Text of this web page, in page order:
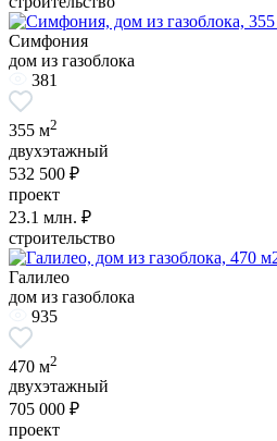
Симфония
дом из газоблока
381
355 м2
двухэтажный
532 500 ₽
проект
23.1 млн. ₽
строительство
Галилео
дом из газоблока
935
470 м2
двухэтажный
705 000 ₽
проект